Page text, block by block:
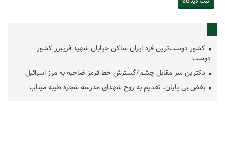
کشور دوست‌ترین فرد ایران ساکن خیابان شهید فریبرز کشور
دوست
دکترین سر مقابل چشم/گسترش خط قرمز ضاحیه به مرز اسرائیل
بغض بی پایان، تقدیم به روح شهدای مدرسه شجره طیبه میناب